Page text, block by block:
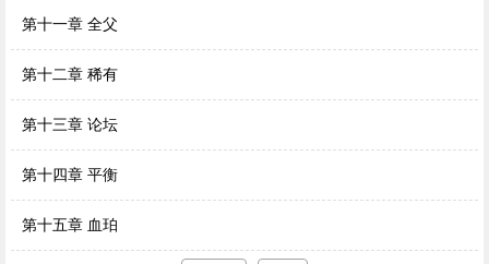
第十一章 全父
第十二章 稀有
第十三章 论坛
第十四章 平衡
第十五章 血珀